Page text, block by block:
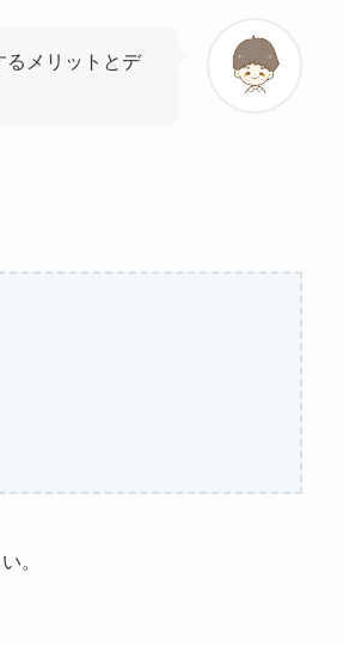
るメリットとデ
。